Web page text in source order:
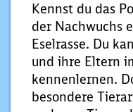
Kennst du das
der Nachwuchs
Eselrasse. Du
und ihre Eltern
kennenlernen.
besondere